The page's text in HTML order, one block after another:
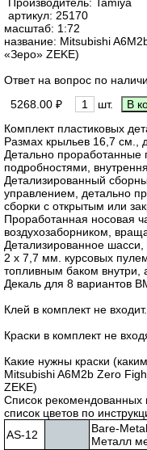
артикул: 25170
масштаб: 1:72
название: Mitsubishi
«Зеро» ZEKE)
Ответ на вопрос по
5268.00 ₽
шт.
Комплект пластиковых
Размах крыльев 16,7 cм.,
Детально проработанные
подробностями,
Детализированный
управлением, детально
сборки с открытым или
Проработанная носовая
воздухозаборником,
Детализированное
2 х 7,7 мм. курсовых
топливным баком внутри,
Декаль для 8 вариантов
Клей в комплект не
Краски в комплект не
Какие нужны краски
Mitsubishi A6M2b Zero
ZEKE)
Список рекомендованных
список цветов по
AS-12
Bare-
Металл